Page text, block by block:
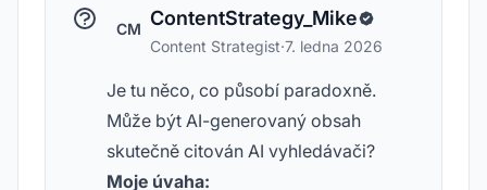
CM ContentStrategy_Mike
Content Strategist·7. ledna 2026
Je tu něco, co působí paradoxně.
Může být AI-generovaný obsah
skutečně citován AI vyhledávači?
Moje úvaha: